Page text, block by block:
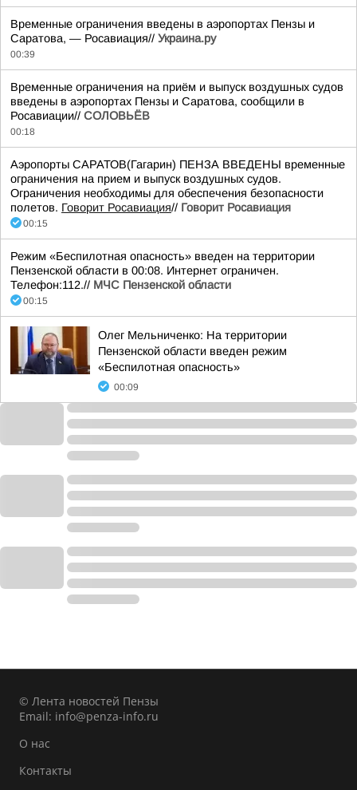
Временные ограничения введены в аэропортах Пензы и
Саратова, — Росавиация// Украина.ру
00:39
Временные ограничения на приём и выпуск воздушных судов
введены в аэропортах Пензы и Саратова, сообщили в
Росавиации// СОЛОВЬЁВ
00:18
Аэропорты САРАТОВ(Гагарин) ПЕНЗА ВВЕДЕНЫ временные
ограничения на прием и выпуск воздушных судов.
Ограничения необходимы для обеспечения безопасности
полетов. Говорит Росавиация// Говорит Росавиация
00:15
Режим «Беспилотная опасность» введен на территории
Пензенской области в 00:08. Интернет ограничен.
Телефон:112.// МЧС Пензенской области
00:15
Олег Мельниченко: На территории
Пензенской области введен режим
«Беспилотная опасность»
00:09
© Лента новостей Пензы
Email: info@penza-info.ru
О нас
Контакты